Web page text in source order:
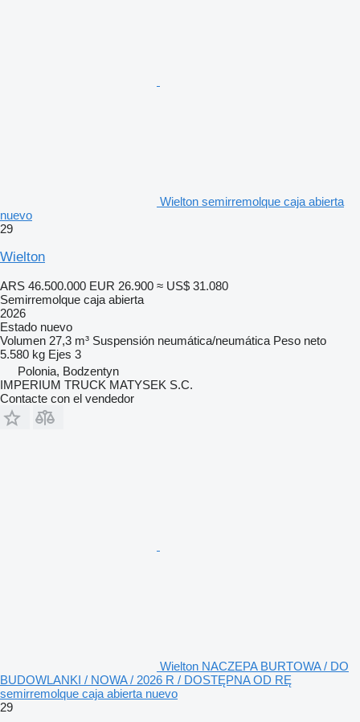
Wielton semirremolque caja abierta
nuevo
29
Wielton
ARS 46.500.000 EUR 26.900 ≈ US$ 31.080
Semirremolque caja abierta
2026
Estado nuevo
Volumen 27,3 m³ Suspensión neumática/neumática Peso neto
5.580 kg Ejes 3
Polonia, Bodzentyn
IMPERIUM TRUCK MATYSEK S.C.
Contacte con el vendedor
Wielton NACZEPA BURTOWA / DO
BUDOWLANKI / NOWA / 2026 R / DOSTĘPNA OD RĘ
semirremolque caja abierta nuevo
29